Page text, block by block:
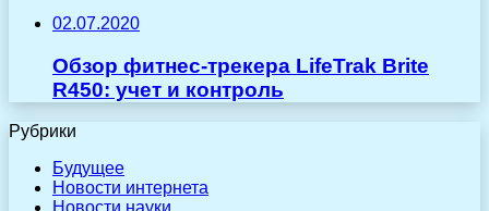
02.07.2020
Обзор фитнес-трекера LifeTrak Brite
R450: учет и контроль
Рубрики
Будущее
Новости интернета